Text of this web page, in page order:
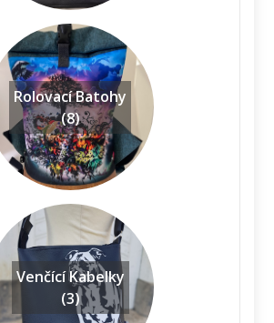
Rolovací Batohy
(8)
Venčící Kabelky
(3)